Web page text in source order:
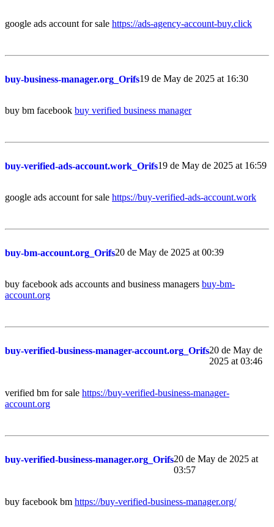
google ads account for sale https://ads-agency-account-buy.click
buy-business-manager.org_Orifs19 de May de 2025 at 16:30
buy bm facebook buy verified business manager
buy-verified-ads-account.work_Orifs19 de May de 2025 at 16:59
google ads account for sale https://buy-verified-ads-account.work
buy-bm-account.org_Orifs20 de May de 2025 at 00:39
buy facebook ads accounts and business managers buy-bm-
account.org
buy-verified-business-manager-account.org_Orifs20 de May de
2025 at 03:46
verified bm for sale https://buy-verified-business-manager-
account.org
buy-verified-business-manager.org_Orifs20 de May de 2025 at
03:57
buy facebook bm https://buy-verified-business-manager.org/